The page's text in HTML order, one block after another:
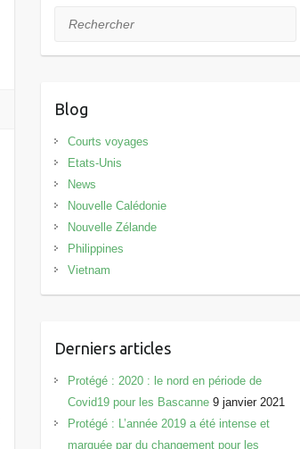
Rechercher
Blog
Courts voyages
Etats-Unis
News
Nouvelle Calédonie
Nouvelle Zélande
Philippines
Vietnam
Derniers articles
Protégé : 2020 : le nord en période de
Covid19 pour les Bascanne 9 janvier 2021
Protégé : L’année 2019 a été intense et
marquée par du changement pour les